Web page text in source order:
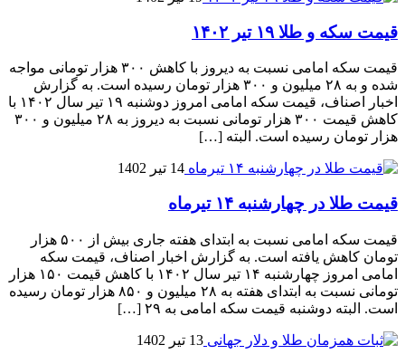
قیمت سکه و طلا ۱۹ تیر ۱۴۰۲
قیمت سکه امامی نسبت به دیروز با کاهش ۳۰۰ هزار تومانی مواجه
شده و به ۲۸ میلیون و ۳۰۰ هزار تومان رسیده است. به گزارش
اخبار اصناف، قیمت سکه امامی امروز دوشنبه ۱۹ تیر سال ۱۴۰۲ با
کاهش قیمت ۳۰۰ هزار تومانی نسبت به دیروز به ۲۸ میلیون و ۳۰۰
هزار تومان رسیده است. البته […]
14 تیر 1402
قیمت طلا در چهارشنبه ۱۴ تیرماه
قیمت سکه امامی نسبت به ابتدای هفته جاری بیش از ۵۰۰ هزار
تومان کاهش یافته است. به گزارش اخبار اصناف، قیمت سکه
امامی امروز چهارشنبه ۱۴ تیر سال ۱۴۰۲ با کاهش قیمت ۱۵۰ هزار
تومانی نسبت به ابتدای هفته به ۲۸ میلیون و ۸۵۰ هزار تومان رسیده
است. البته دوشنبه قیمت سکه امامی به ۲۹ […]
13 تیر 1402